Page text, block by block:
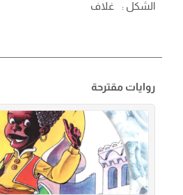
الشكل :
غلاف
روايات مقترحة